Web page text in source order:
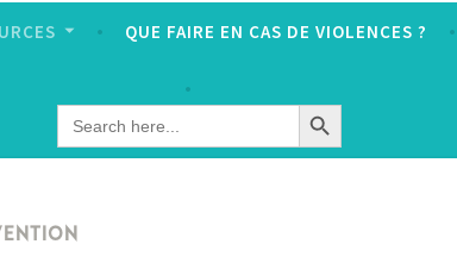
QUE FAIRE EN CAS DE VIOLENCES ?
Search
for:
SEARCH BUTTON